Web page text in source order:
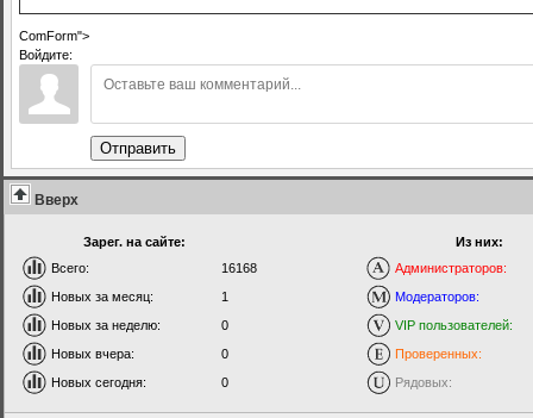
ComForm">
Войдите:
Отправить
Вверх
Зарег. на сайте:
Всего:
16168
Новых за месяц:
1
Новых за неделю:
0
Новых вчера:
0
Новых сегодня:
0
Из них:
Администраторов:
Модераторов:
VIP пользователей:
Проверенных:
Рядовых: